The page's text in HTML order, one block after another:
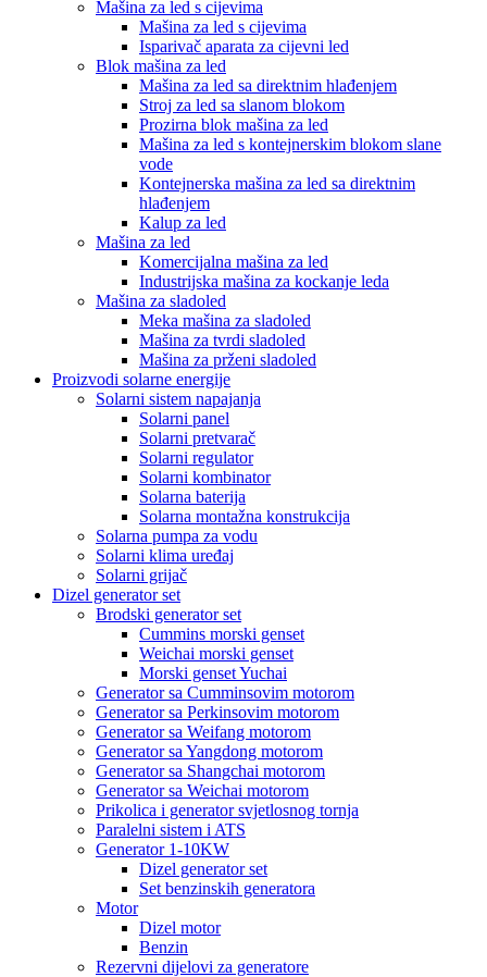
Mašina za led s cijevima
Mašina za led s cijevima
Isparivač aparata za cijevni led
Blok mašina za led
Mašina za led sa direktnim hlađenjem
Stroj za led sa slanom blokom
Prozirna blok mašina za led
Mašina za led s kontejnerskim blokom slane
vode
Kontejnerska mašina za led sa direktnim
hlađenjem
Kalup za led
Mašina za led
Komercijalna mašina za led
Industrijska mašina za kockanje leda
Mašina za sladoled
Meka mašina za sladoled
Mašina za tvrdi sladoled
Mašina za prženi sladoled
Proizvodi solarne energije
Solarni sistem napajanja
Solarni panel
Solarni pretvarač
Solarni regulator
Solarni kombinator
Solarna baterija
Solarna montažna konstrukcija
Solarna pumpa za vodu
Solarni klima uređaj
Solarni grijač
Dizel generator set
Brodski generator set
Cummins morski genset
Weichai morski genset
Morski genset Yuchai
Generator sa Cumminsovim motorom
Generator sa Perkinsovim motorom
Generator sa Weifang motorom
Generator sa Yangdong motorom
Generator sa Shangchai motorom
Generator sa Weichai motorom
Prikolica i generator svjetlosnog tornja
Paralelni sistem i ATS
Generator 1-10KW
Dizel generator set
Set benzinskih generatora
Motor
Dizel motor
Benzin
Rezervni dijelovi za generatore